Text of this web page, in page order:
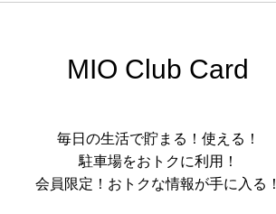
MIO Club Card
毎日の生活で貯まる！使える！
駐車場をおトクに利用！
会員限定！おトクな情報が手に入る！